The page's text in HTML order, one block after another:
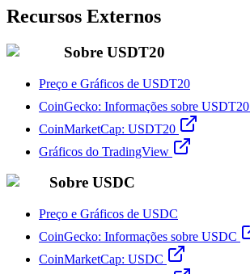
Recursos Externos
Sobre USDT20
Preço e Gráficos de USDT20
CoinGecko: Informações sobre USDT20
CoinMarketCap: USDT20
Gráficos do TradingView
Sobre USDC
Preço e Gráficos de USDC
CoinGecko: Informações sobre USDC
CoinMarketCap: USDC